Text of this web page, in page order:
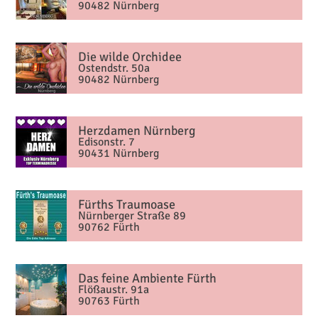
90482 Nürnberg
Die wilde Orchidee
Ostendstr. 50a
90482 Nürnberg
Herzdamen Nürnberg
Edisonstr. 7
90431 Nürnberg
Fürths Traumoase
Nürnberger Straße 89
90762 Fürth
Das feine Ambiente Fürth
Flößaustr. 91a
90763 Fürth